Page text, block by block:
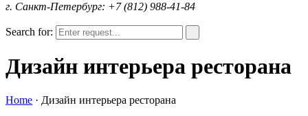
г. Санкт-Петербург: +7 (812) 988-41-84
Search for:
Дизайн интерьера ресторана
Home · Дизайн интерьера ресторана